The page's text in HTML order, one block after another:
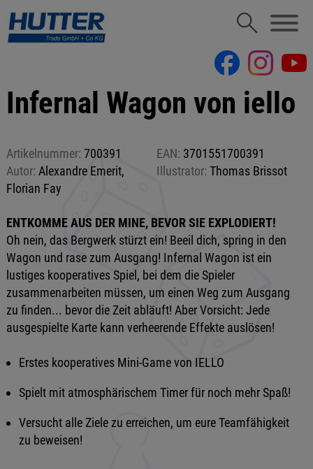
Infernal Wagon von iello
Artikelnummer: 700391 EAN: 3701551700391
Autor: Alexandre Emerit,
Florian Fay
Illustrator: Thomas Brissot
ENTKOMME AUS DER MINE, BEVOR SIE EXPLODIERT!
Oh nein, das Bergwerk stürzt ein! Beeil dich, spring in den
Wagon und rase zum Ausgang! Infernal Wagon ist ein
lustiges kooperatives Spiel, bei dem die Spieler
zusammenarbeiten müssen, um einen Weg zum Ausgang
zu finden... bevor die Zeit abläuft! Aber Vorsicht: Jede
ausgespielte Karte kann verheerende Effekte auslösen!
Erstes kooperatives Mini-Game von IELLO
Spielt mit atmosphärischem Timer für noch mehr Spaß!
Versucht alle Ziele zu erreichen, um eure Teamfähigkeit
zu beweisen!